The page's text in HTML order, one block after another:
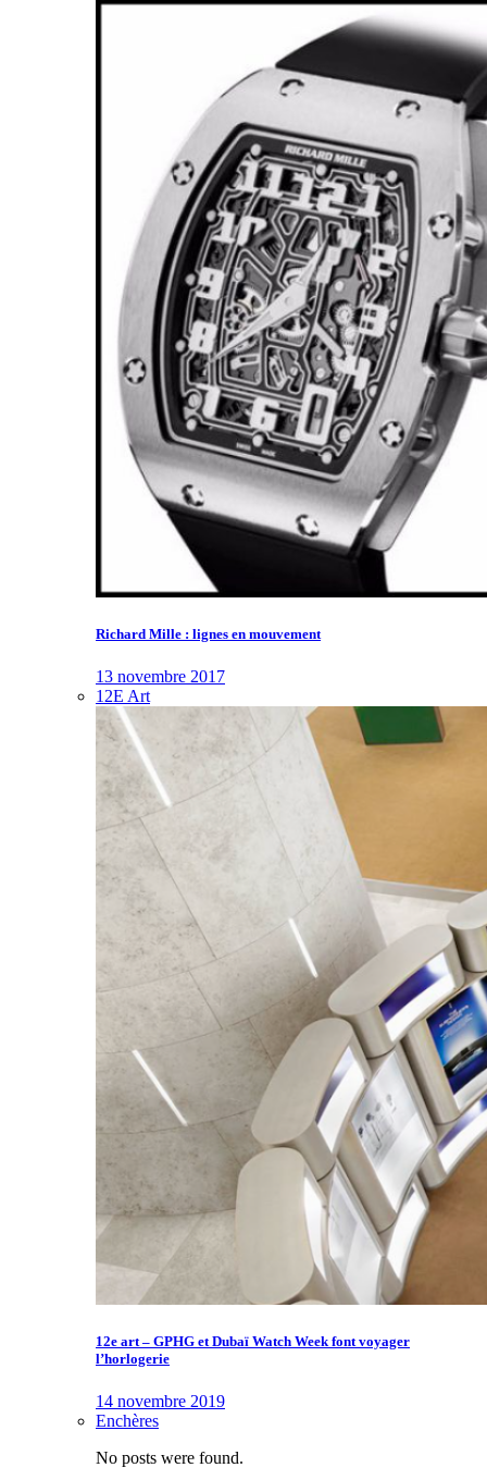
Richard Mille : lignes en mouvement
13 novembre 2017
12E Art
12e art – GPHG et Dubaï Watch Week font voyager
l’horlogerie
14 novembre 2019
Enchères
No posts were found.